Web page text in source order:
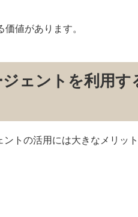
値があります。
ェントを利用す
トの活用には大きなメリッ